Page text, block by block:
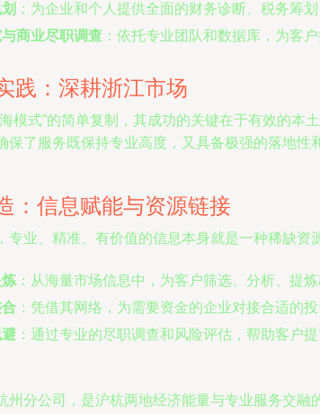
：为企业和个人提供全面的财务诊断、税务筹
商业尽职调查 ：依托专业团队和数据库，为客
践：深耕浙江市场
模式”的简单复制，其成功的关键在于有效的
保了服务既保持专业高度，又具备极强的落地
：信息赋能与资源链接
专业、精准、有价值的信息本身就是一种稀缺资
：从海量市场信息中，为客户筛选、分析、提炼
：凭借其网络，为需要资金的企业对接合适的
：通过专业的尽职调查和风险评估，帮助客户
州分公司，是沪杭两地经济能量与专业服务交